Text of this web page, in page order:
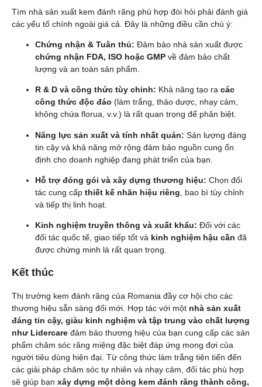
Tìm nhà sản xuất kem đánh răng phù hợp đòi hỏi phải đánh giá
các yếu tố chính ngoài giá cả. Đây là những điều cần chú ý:
Chứng nhận & Tuân thủ: Đảm bảo nhà sản xuất được
chứng nhận FDA, ISO hoặc GMP về đảm bảo chất
lượng và an toàn sản phẩm.
R & D và công thức tùy chỉnh: Khả năng tạo ra các
công thức độc đáo (làm trắng, thảo dược, nhạy cảm,
không chứa florua, v.v.) là rất quan trọng để phân biệt.
Năng lực sản xuất và tính nhất quán: Sản lượng đáng
tin cậy và khả năng mở rộng đảm bảo nguồn cung ổn
định cho doanh nghiệp đang phát triển của bạn.
Hỗ trợ đóng gói và xây dựng thương hiệu: Chọn đối
tác cung cấp thiết kế nhãn hiệu riêng , bao bì tùy chỉnh
và tiếp thị linh hoạt.
Kinh nghiệm truyền thông và xuất khẩu: Đối với các
đối tác quốc tế, giao tiếp tốt và kinh nghiệm hậu cần đã
được chứng minh là rất quan trọng.
Kết thúc
Thị trường kem đánh răng của Romania đầy cơ hội cho các
thương hiệu sẵn sàng đổi mới. Hợp tác với một nhà sản xuất
đáng tin cậy, giàu kinh nghiệm và tập trung vào chất lượng
như Lidercare đảm bảo thương hiệu của bạn cung cấp các sản
phẩm chăm sóc răng miệng đặc biệt đáp ứng mong đợi của
người tiêu dùng hiện đại. Từ công thức làm trắng tiên tiến đến
các giải pháp chăm sóc tự nhiên và nhạy cảm, đối tác phù hợp
sẽ giúp bạn xây dựng một dòng kem đánh răng thành công,